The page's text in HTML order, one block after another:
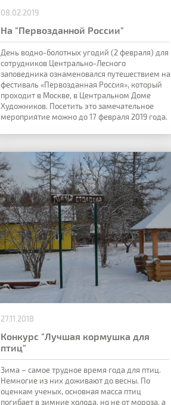
08.02.2019
На "Первозданной России"
День водно-болотных угодий (2 февраля) для
сотрудников Центрально-Лесного
заповедника ознаменовался путешествием на
фестиваль «Первозданная Россия», который
проходит в Москве, в Центральном Доме
Художников. Посетить это замечательное
мероприятие можно до 17 февраля 2019 года.
27.11.2018
Конкурс "Лучшая кормушка для
птиц"
Зима – самое трудное время года для птиц.
Немногие из них доживают до весны. По
оценкам ученых, основная масса птиц
погибает в зимние холода, но не от мороза, а